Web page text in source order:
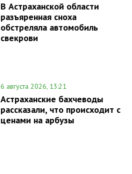
В Астраханской области
разъяренная сноха
обстреляла автомобиль
свекрови
6 августа 2026, 13:21
Астраханские бахчеводы
рассказали, что происходит с
ценами на арбузы